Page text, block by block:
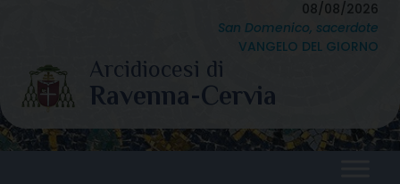
content
08/08/2026
San Domenico, sacerdote
VANGELO DEL GIORNO